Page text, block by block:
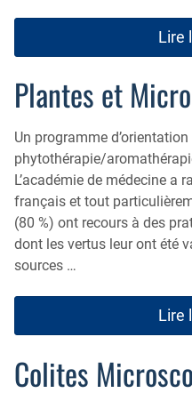
Lire
Plantes et
Un programme d’orientation
phytothérapie/
L’académie de médecine a
français et tout
(80 %) ont recours à des
dont les vertus leur ont été
sources …
Lire
Colites